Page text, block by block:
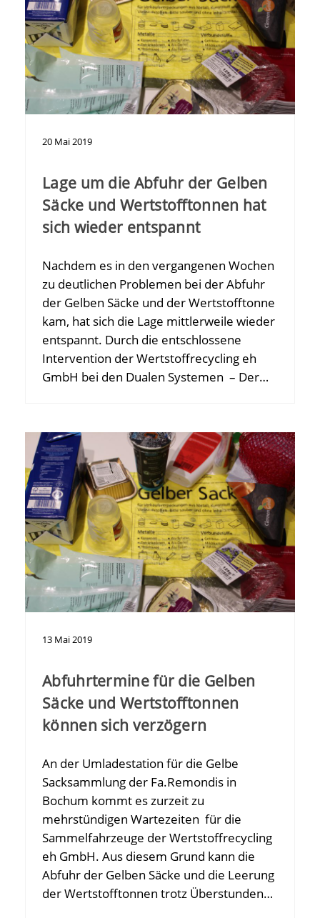
20 Mai2019
Lage um die Abfuhr der Gelben
Säcke und Wertstofftonnen hat
sich wieder entspannt
Nachdem es in den vergangenen Wochen
zu deutlichen Problemen bei der Abfuhr
der Gelben Säcke und der Wertstofftonne
kam, hat sich die Lage mittlerweile wieder
entspannt. Durch die entschlossene
Intervention der Wertstoffrecycling eh
GmbH bei den Dualen Systemen – Der…
13 Mai2019
Abfuhrtermine für die Gelben
Säcke und Wertstofftonnen
können sich verzögern
An der Umladestation für die Gelbe
Sacksammlung der Fa.Remondis in
Bochum kommt es zurzeit zu
mehrstündigen Wartezeiten für die
Sammelfahrzeuge der Wertstoffrecycling
eh GmbH. Aus diesem Grund kann die
Abfuhr der Gelben Säcke und die Leerung
der Wertstofftonnen trotz Überstunden…